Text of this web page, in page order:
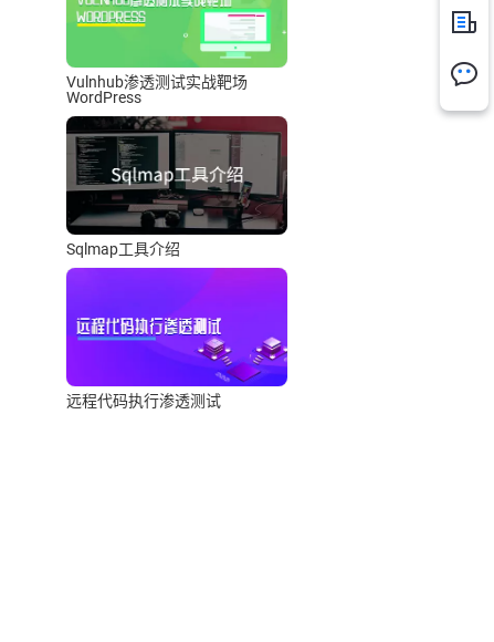
Vulnhub渗透测试实战靶场
WordPress
Sqlmap工具介绍
远程代码执行渗透测试